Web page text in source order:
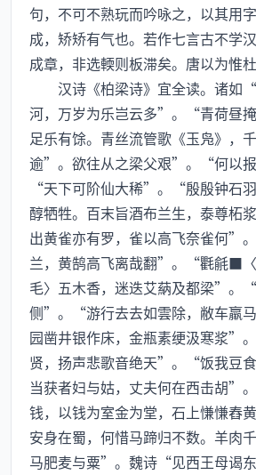
句，不可不熟玩而吟咏之，以其用
成，矫矫有气也。若作七言古不学
成章，非选輭则板滞矣。唐以为惟杜
汉诗《柏梁诗》宜全读。诸如“
河，万岁为乐岂云多”。“青荷昼
足乐有馀。青丝流管歌《玉凫》，
逾”。欲往从之梁父艰”。“何以报
“天下可阶仙大稀”。“殷殷钟石
醇牺牲。百末旨酒布兰生，泰尊
出黄雀亦有罗，雀以高飞奈雀何”
兰，黄鹄高飞离哉翻”。“氍毹■
毛〉五木香，迷迭艾蒳及都梁”。
侧”。“游行去去如雲除，敝车羸
园凿井银作床，金瓶素绠汲寒浆”
贤，扬声悲歌音绝天”。“饭我豆
当获者妇与姑，丈夫何在西击胡”
钱，以钱为室金为堂，石上慊慊
安身在蜀，何惜马蹄归不数。羊肉
马肥麦与粟”。魏诗“见西王母谒